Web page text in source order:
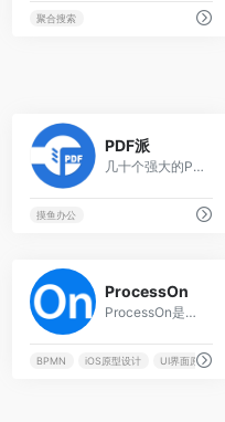
聚合搜索
PDF派
几十个强大的PDF在线工具，无限次使用，永久免费，没有注册入口，人人都是VIP！
摸鱼办公
pdf转换成word转换器
ProcessOn
ProcessOn是一个在线协作绘图平台，为用户提供强大、易用的作图工具！支持在线创作流程图、思维导图、组织结构图、网络拓扑图、BPMN、UML图、UI界面原型设计、iOS界面原型设计等。同时依托于互联网实现了人与人之间的实时协作和共享。
BPMN iOS原型设计 UI界面原型设计